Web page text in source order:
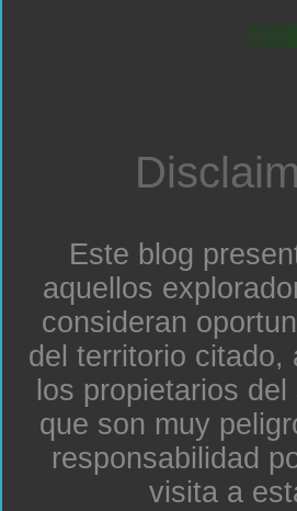
Este blog
aquellos
consideran
del territorio citado,
los propietarios
que son muy
responsabilidad
visita a